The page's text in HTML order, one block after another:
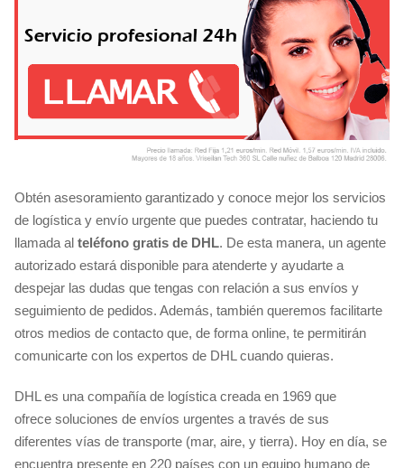
Obtén asesoramiento garantizado y conoce mejor los servicios
de logística y envío urgente que puedes contratar, haciendo tu
llamada al teléfono gratis de DHL. De esta manera, un agente
autorizado estará disponible para atenderte y ayudarte a
despejar las dudas que tengas con relación a sus envíos y
seguimiento de pedidos. Además, también queremos facilitarte
otros medios de contacto que, de forma online, te permitirán
comunicarte con los expertos de DHL cuando quieras.
DHL es una compañía de logística creada en 1969 que
ofrece soluciones de envíos urgentes a través de sus
diferentes vías de transporte (mar, aire, y tierra). Hoy en día, se
encuentra presente en 220 países con un equipo humano de